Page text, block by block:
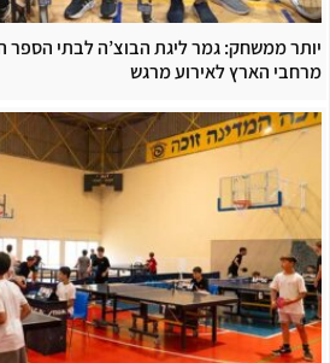
יותר ממשחק: גמר ליגת הבוצ’ה לבתי הספר
מרחבי הארץ לאירוע מרגש